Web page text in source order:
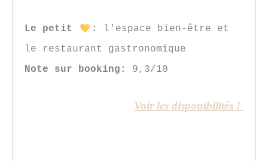
Le petit :
l'espace bien-être et
le restaurant gastronomique
Note sur booking:
9,3/10
Voir les disponibilités !